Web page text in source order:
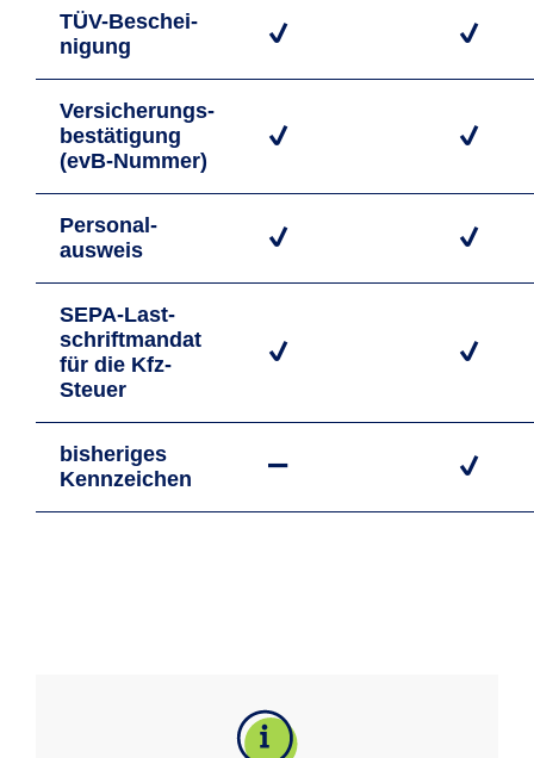
TÜV-Beschei­
nigung
Versicherungs­
bestätigung
(evB-Nummer)
Personal­
ausweis
SEPA-Last­
schrift­mandat
für die Kfz-
Steuer
bisheriges
Kennzeichen